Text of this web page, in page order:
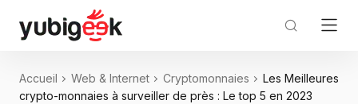
Accueil Web & Internet Cryptomonnaies
Les Meilleures
crypto-monnaies à surveiller de près : Le top 5 en 2023